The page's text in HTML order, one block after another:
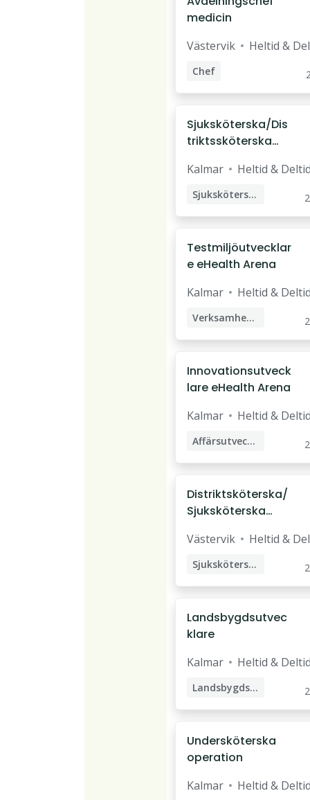
medicin
Västervik Heltid &
Chef
Enhetschef
Avdelningschef
Sjuksköterska/Dis
triktssköterska
hälsocentral
Kalmar Heltid &
Sjuksköterska
Distriktssköterska
Testmiljöutvecklar
e eHealth Arena
Kalmar Heltid &
Verksamhetsutvecklare
Innovationsutveck
lare eHealth Arena
Kalmar Heltid &
Affärsutvecklare
Distriktsköterska/
Sjuksköterska
hälsocentral
Västervik Heltid &
Sjuksköterska
Distriktssköterska
Landsbygdsutvec
klare
Kalmar Heltid &
Landsbygdsutvecklare
Undersköterska
operation
Kalmar Heltid &